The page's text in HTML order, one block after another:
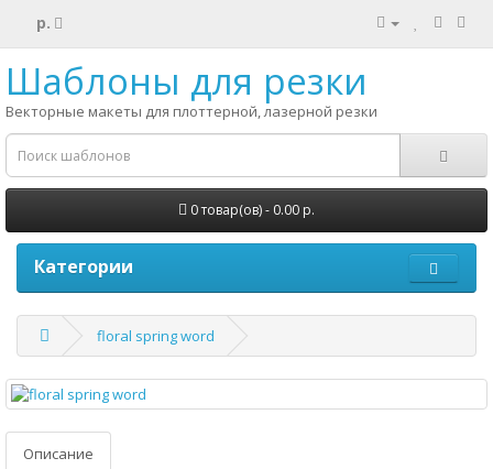
р.
Шаблоны для резки
Векторные макеты для плоттерной, лазерной резки
0 товар(ов) - 0.00 р.
Категории
floral spring word
Описание